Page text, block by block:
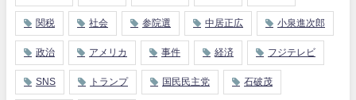
関税 社会 参院選 中居正広 小泉進次郎
政治 アメリカ 事件 経済 フジテレビ
SNS トランプ 国民民主党 石破茂